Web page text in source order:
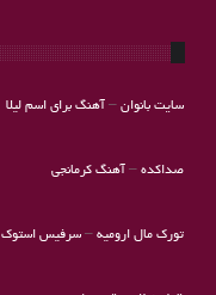
سایت بانوان– آهنگ برای اسم لیلا
صداکده– آهنگ کرمانجی
تورک مال ارومیه–سرفیس استوک